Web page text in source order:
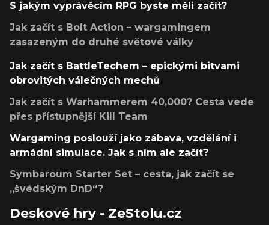
S jakým vyprávěcím RPG byste měli začít?
Jak začít s Bolt Action – wargamingem
zasazeným do druhé světové války
Jak začít s BattleTechem – epickými bitvami
obrovitých válečných mechů
Jak začít s Warhammerem 40,000? Cesta vede
přes přístupnější Kill Team
Wargaming poslouží jako zábava, vzdělání i
armádní simulace. Jak s ním ale začít?
Symbaroum Starter Set – cesta, jak začít se
„švédským DnD“?
Deskové hry - ZeStolu.cz